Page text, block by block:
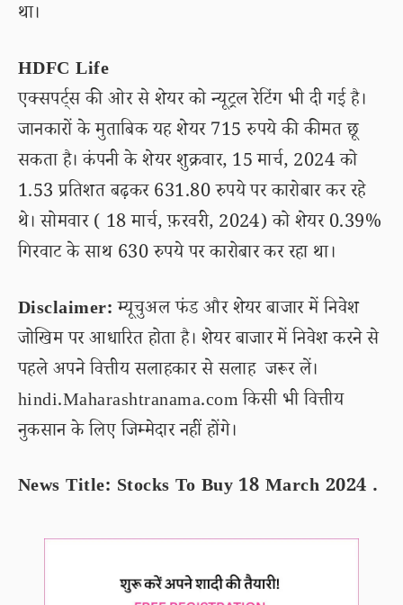
था।
HDFC Life
एक्सपर्ट्स की ओर से शेयर को न्यूट्रल रेटिंग भी दी गई है।
जानकारों के मुताबिक यह शेयर 715 रुपये की कीमत छू
सकता है। कंपनी के शेयर शुक्रवार, 15 मार्च, 2024 को
1.53 प्रतिशत बढ़कर 631.80 रुपये पर कारोबार कर रहे
थे। सोमवार ( 18 मार्च, फ़रवरी, 2024) को शेयर 0.39%
गिरवाट के साथ 630 रुपये पर कारोबार कर रहा था।
Disclaimer:म्यूचुअल फंड और शेयर बाजार में निवेश
जोखिम पर आधारित होता है। शेयर बाजार में निवेश करने से
पहले अपने वित्तीय सलाहकार से सलाह जरूर लें।
hindi.Maharashtranama.com किसी भी वित्तीय
नुकसान के लिए जिम्मेदार नहीं होंगे।
News Title: Stocks To Buy 18 March 2024 .